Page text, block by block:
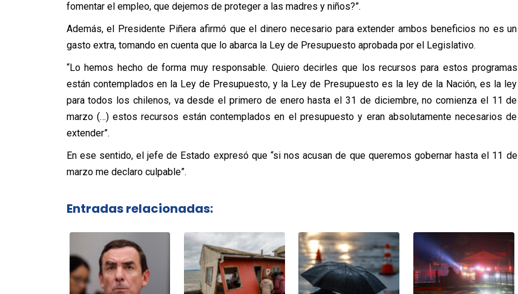
fomentar el empleo, que dejemos de proteger a las madres y niños?”.
Además, el Presidente Piñera afirmó que el dinero necesario para extender ambos beneficios no es un
gasto extra, tomando en cuenta que lo abarca la Ley de Presupuesto aprobada por el Legislativo.
“Lo hemos hecho de forma muy responsable. Quiero decirles que los recursos para estos programas
están contemplados en la Ley de Presupuesto, y la Ley de Presupuesto es la ley de la Nación, es la ley
para todos los chilenos, va desde el primero de enero hasta el 31 de diciembre, no comienza el 11 de
marzo (…) estos recursos están contemplados en el presupuesto y eran absolutamente necesarios de
extender”.
En ese sentido, el jefe de Estado expresó que “si nos acusan de que queremos gobernar hasta el 11 de
marzo me declaro culpable”.
Entradas relacionadas: